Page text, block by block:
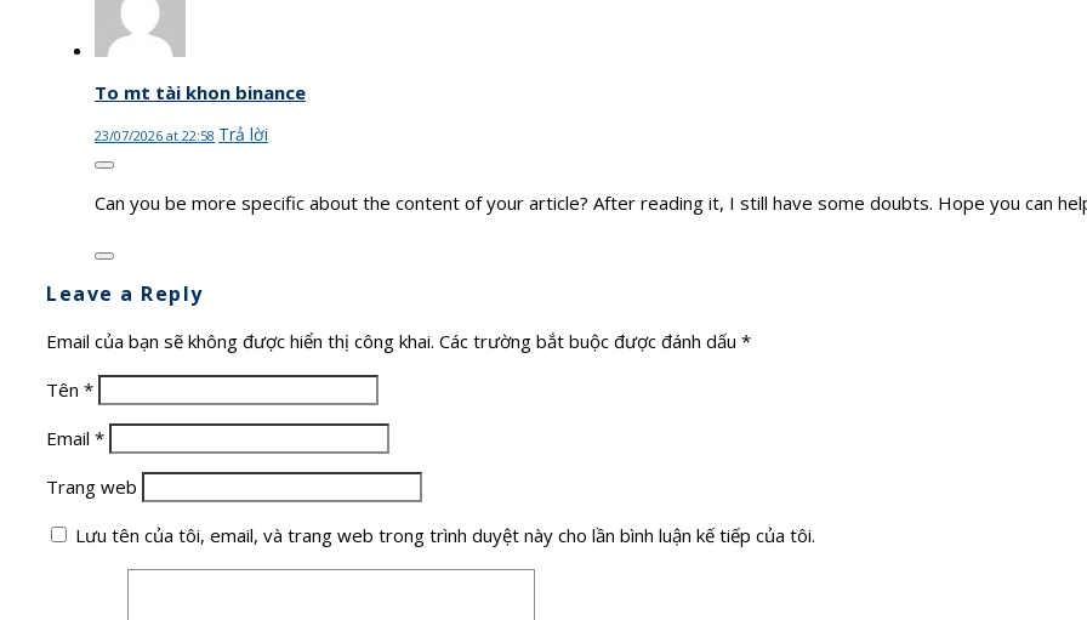
To mt tài khon binance
23/07/2026 at 22:58 Trả lời
Can you be more specific about the content of your article? After reading it, I still have some doubts. Hope you can
Leave a Reply
Email của bạn sẽ không được hiển thị công khai. Các trường bắt buộc được đánh dấu *
Tên *
Email *
Trang web
Lưu tên của tôi, email, và trang web trong trình duyệt này cho lần bình luận kế tiếp của tôi.